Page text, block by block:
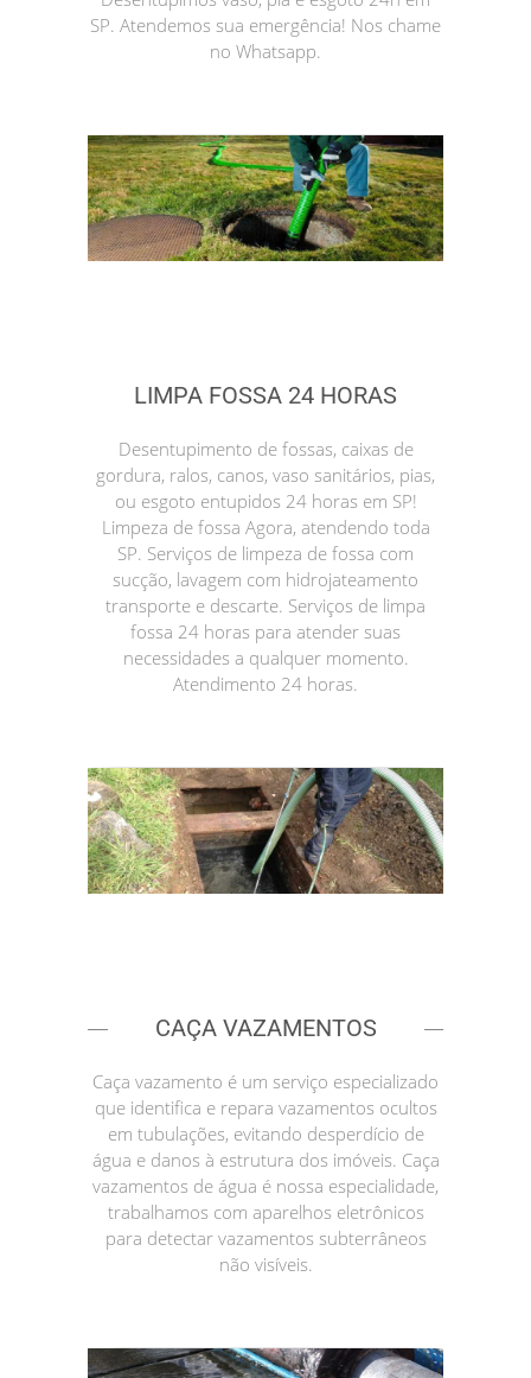
SP. Atendemos sua emergência! Nos chame
no Whatsapp.
LIMPA FOSSA 24 HORAS
Desentupimento de fossas, caixas de
gordura, ralos, canos, vaso sanitários, pias,
ou esgoto entupidos 24 horas em SP!
Limpeza de fossa Agora, atendendo toda
SP. Serviços de limpeza de fossa com
sucção, lavagem com hidrojateamento
transporte e descarte. Serviços de limpa
fossa 24 horas para atender suas
necessidades a qualquer momento.
Atendimento 24 horas.
CAÇA VAZAMENTOS
Caça vazamento é um serviço especializado
que identifica e repara vazamentos ocultos
em tubulações, evitando desperdício de
água e danos à estrutura dos imóveis. Caça
vazamentos de água é nossa especialidade,
trabalhamos com aparelhos eletrônicos
para detectar vazamentos subterrâneos
não visíveis.